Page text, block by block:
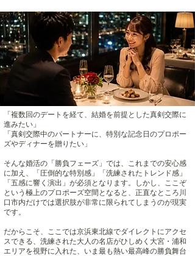
「複数回のデートを経て、結婚を前提とした真剣交際に
進みたい」
「真剣交際中のパートナーに、特別な記念日のプロポー
ズやディナーを贈りたい」
そんな婚活の「勝負フェーズ」では、これまでの安心感
に加え、「圧倒的な特別感」「洗練されたトレンド感」
「五感に響く演出」が必須となります。しかし、ここぞ
という極上のプロポーズ空間となると、正直なところ川
口市内だけでは選択肢が非常に限られてしまうのが現実
です。
だからこそ、ここでは京浜東北線でダイレクトにアクセ
スできる、洗練された大人の名店がひしめく大宮・浦和
エリアを視野に入れた、いま最も熱い最高峰の勝負舞台